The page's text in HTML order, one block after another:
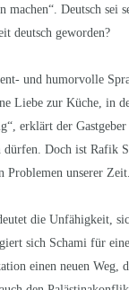
machen“. Deutsch
deutsch geworden?
und humorvolle
Liebe zur Küche, in
erklärt der
dürfen. Doch ist Rafik
Problemen unserer Zeit.
die Unfähigkeit,
sich Schami für
einen neuen